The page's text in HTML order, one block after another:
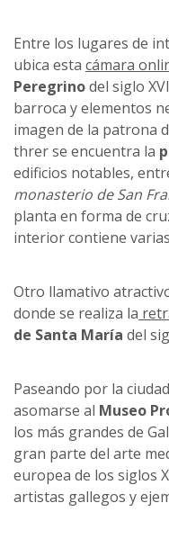
Entre los lugares de
ubica esta cámara
Peregrinodel siglo
barroca y elementos
imagen de la patrona
threr se encuentra la
edificios notables,
monasterio de San
planta en forma de
interior contiene
Otro llamativo
donde se realiza la
de Santa María del
Paseando por la
asomarse al Museo
los más grandes de
gran parte del arte
europea de los siglos
artistas gallegos y